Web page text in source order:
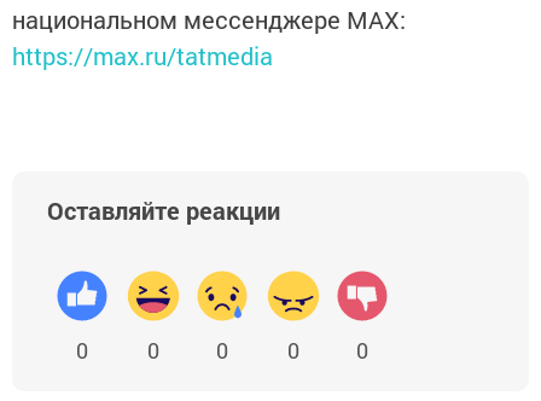
национальном мессенджере MАХ:
https://max.ru/tatmedia
Оставляйте реакции
0 0 0 0 0